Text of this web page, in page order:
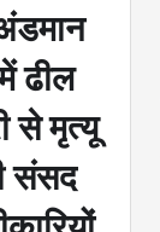
ढील
से मृत्यू
संसद